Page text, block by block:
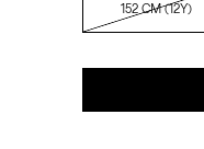
152 CM (12Y)